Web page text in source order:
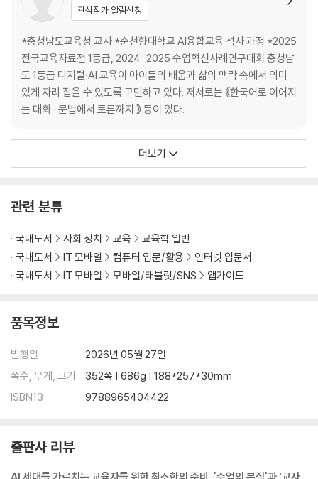
이션 평가를 만들어요!
1. 둘러보기
2. [대표 수업] 관용 표현과 고유어 퀴즈 만들기
3. [핵심 활동&도구 알아보기] CSV Import
4. 게임형 퀴즈 플랫폼 : 블루킷 vs. 김킷
1-13. 띵커벨 보드 - 학생이 직접 출제하고 함께 푸는 퀴즈 게임
1. 둘러보기
3. [핵심 활동&도구 알아보기] 띵커벨 보드(문제출제형)
4. 띵커벨 보드의 다양한 유형 활용하기
창작소
1. 둘러보기
2. [대표 수업] 캔바를 활용해 '따로 또 같이 만드는 '우리 반 1학기 추억 문
3. [핵심 활동&도구 알아보기] 캔바 비주얼 스위트
4. 캔바로 만든 자료, 전자책으로 날개를 달다
소
1. 둘러보기
2. [대표 수업] 나만의 브랜드 론칭! '우리 반 굿즈(Goods) 디자이너'
3. [핵심 활동&도구 알아보기] Canva AI(Magic Design) & Mockups
4. 다른 도구, 같은 수업 : 미리캔버스(MiriCanvas)로 나만의 로고 만들
기
2. [대표 수업] AI와 함께 꿈꾸는 '나의 미래 진로 명함' 만들기
3. [핵심 활동&도구 알아보기] 캔바 매직 미디어
관심작가 알림신청
*충청남도교육청 교사 *순천향대학교 AI융합교육 석사 과정 *2025
전국교육자료전 1등급, 2024-2025 수업혁신사례연구대회 충청남
도 1등급 디지털·AI 교육이 아이들의 배움과 삶의 맥락 속에서 의미
있게 자리 잡을 수 있도록 고민하고 있다. 저서로는 《한국어로 이어지
는 대화 : 문법에서 토론까지 》 등이 있다.
더보기
관련 분류
국내도서 사회 정치 교육
교육학 일반
국내도서
IT 모바일 컴퓨터 입문/활용
인터넷 입문서
국내도서
IT 모바일 모바일/태블릿/SNS 앱가이드
품목정보
발행일
2026년 05월 27일
쪽수, 무게, 크기
352쪽 | 686g | 188*257*30mm
ISBN13
9788965404422
출판사 리뷰